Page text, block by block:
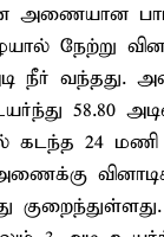
அணையான
நேற்று
நீர் வந்தது.
58.80
கடந்த 24